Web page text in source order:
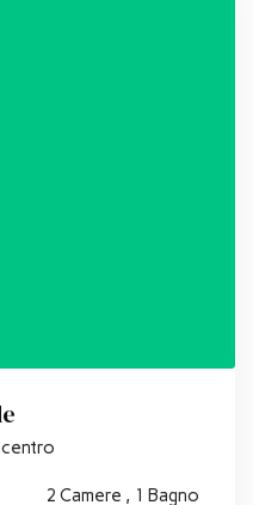
2 Camere , 1 Bagno